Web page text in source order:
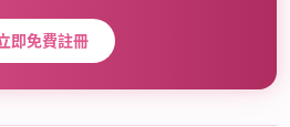
即免費註冊